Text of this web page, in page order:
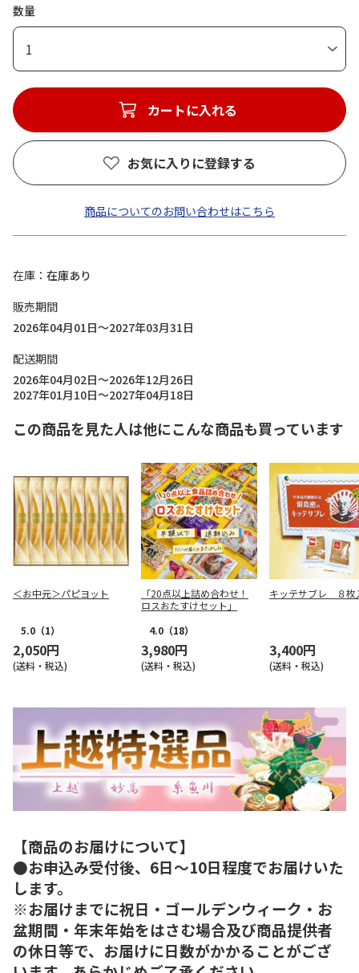
数量
1
カートに入れる
お気に入りに登録する
商品についてのお問い合わせはこちら
在庫
在庫あり
販売期間
2026年04月01日～2027年03月31日
配送期間
2026年04月02日～2026年12月26日
2027年01月10日～2027年04月18日
この商品を見た人は他にこんな商品も買っています
＜お中元＞パピヨット
5.0 （1）
2,050円
(送料・税込)
「20点以上詰め合わせ！
ロスおたすけセット」
4.0 （18）
3,980円
(送料・税込)
キッテサブレ ８枚
3,400円
(送料・税込)
【商品のお届けについて】
●お申込み受付後、6日～10日程度でお届けいた
します。
※お届けまでに祝日・ゴールデンウィーク・お
盆期間・年末年始をはさむ場合及び商品提供者
の休日等で、お届けに日数がかかることがござ